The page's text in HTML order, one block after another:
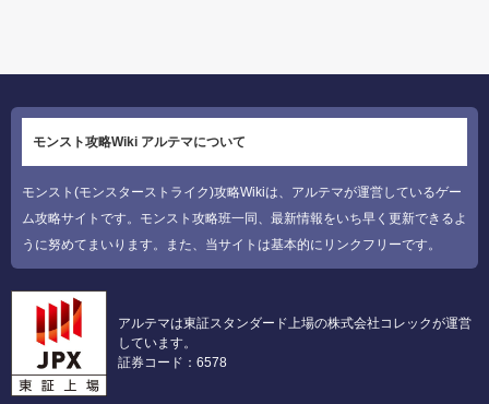
モンスト攻略Wiki アルテマについて
モンスト(モンスターストライク)攻略Wikiは、アルテマが運営しているゲー
ム攻略サイトです。モンスト攻略班一同、最新情報をいち早く更新できるよ
うに努めてまいります。また、当サイトは基本的にリンクフリーです。
アルテマは東証スタンダード上場の株式会社コレックが運営
しています。
証券コード：6578